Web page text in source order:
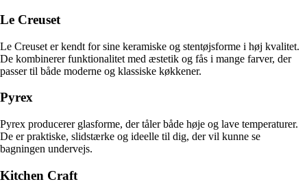
Le Creuset
Le Creuset er kendt for sine keramiske og stentøjsforme i høj kvalitet.
De kombinerer funktionalitet med æstetik og fås i mange farver, der
passer til både moderne og klassiske køkkener.
Pyrex
Pyrex producerer glasforme, der tåler både høje og lave temperaturer.
De er praktiske, slidstærke og ideelle til dig, der vil kunne se
bagningen undervejs.
Kitchen Craft